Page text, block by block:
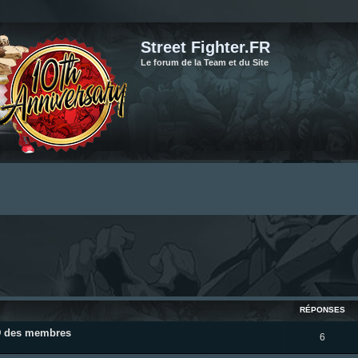
Street Fighter.FR
Le forum de la Team et du Site
RÉPONSES
des membres 6R